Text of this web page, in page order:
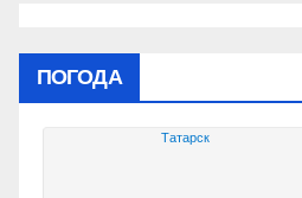
ПОГОДА
Татарск